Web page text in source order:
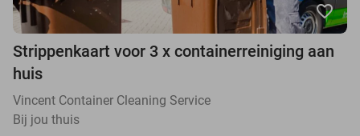
favorite_border
Strippenkaart voor 3 x containerreiniging aan
huis
Vincent Container Cleaning Service
Bij jou thuis